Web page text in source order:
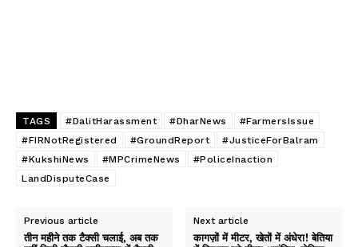
TAGS #DalitHarassment #DharNews
#FarmersIssue
#FIRNotRegistered
#GroundReport
#JusticeForBalram
#KukshiNews
#MPCrimeNews
#PoliceInaction
LandDisputeCase
Previous article
तीन महीने तक टैक्सी चलाई, अब तक
Next article
कागज़ों में मीटर, खेतों में अंधेरा! बेतिया